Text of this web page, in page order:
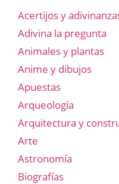
Acertijos y
Adivina la pregunta
Animales y plantas
Anime y dibujos
Apuestas
Arqueología
Arquitectura y
Arte
Astronomía
Biografías